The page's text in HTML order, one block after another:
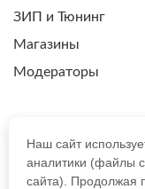
ЗИП и Тюнинг
Магазины
Модераторы
Наш сайт
аналитики (файлы
сайта). Продолжая